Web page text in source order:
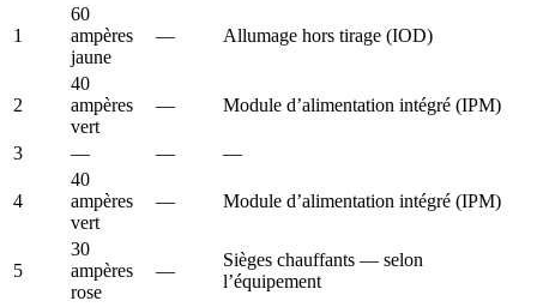
1
60
ampères
jaune
— Allumage hors tirage (IOD)
2
40
ampères
vert
— Module d’alimentation intégré (IPM)
3 — — —
4
40
ampères
vert
— Module d’alimentation intégré (IPM)
5
30
ampères
rose
—
Sièges chauffants — selon
l’équipement